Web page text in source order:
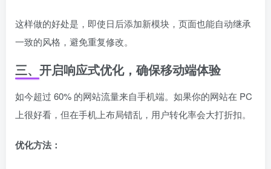
这样做的好处是，即使日后添加新模块，页面也能自动继承
一致的风格，避免重复修改。
三、开启响应式优化，确保移动端体验
如今超过 60% 的网站流量来自手机端。如果你的网站在 PC
上很好看，但在手机上布局错乱，用户转化率会大打折扣。
优化方法：